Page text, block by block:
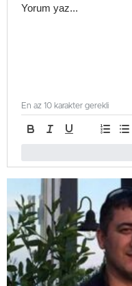
En az 10 karakter gerekli